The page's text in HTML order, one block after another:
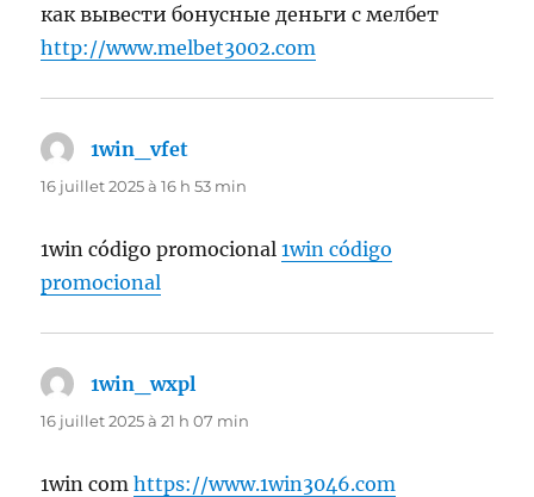
как вывести бонусные деньги с мелбет
http://www.melbet3002.com
1win_vfet
16 juillet 2025 à 16 h 53 min
1win código promocional1win código
promocional
1win_wxpl
16 juillet 2025 à 21 h 07 min
1win comhttps://www.1win3046.com